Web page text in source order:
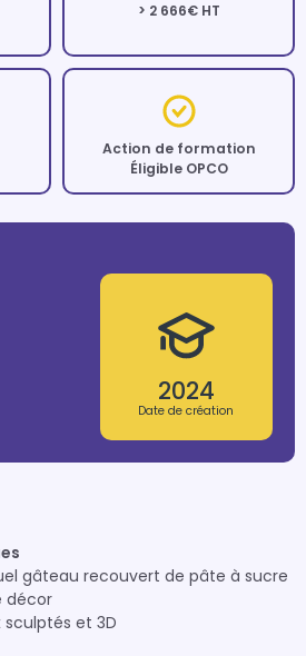
> 2 666€ HT
Action de formation
Éligible OPCO
2024
Date de création
gâteau recouvert de pâte à sucre
décor
sculptés et 3D